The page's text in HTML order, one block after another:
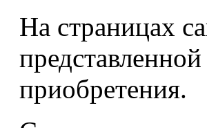
На страницах
приобретения.